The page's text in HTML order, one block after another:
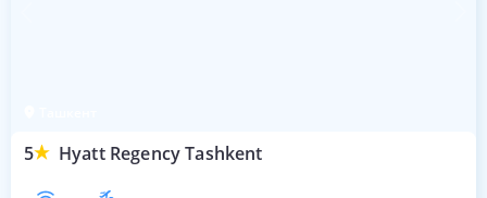
5 Hyatt Regency Tashkent